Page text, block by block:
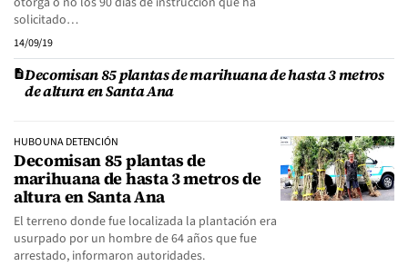
solicitado…
14/09/19
Decomisan 85 plantas de marihuana de hasta 3 metros
de altura en Santa Ana
HUBO UNA DETENCIÓN
Decomisan 85 plantas de
marihuana de hasta 3 metros de
altura en Santa Ana
El terreno donde fue localizada la plantación era
usurpado por un hombre de 64 años que fue
arrestado, informaron autoridades.